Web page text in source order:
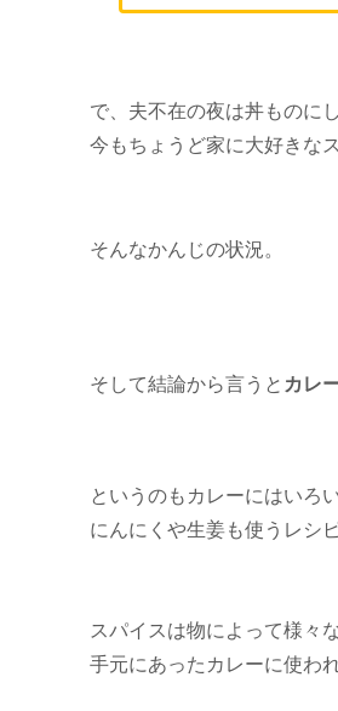
で、夫不在の夜は丼ものに
今もちょうど家に大好きな
そんなかんじの状況。
そして結論から言うと カレ
というのもカレーにはいろ
にんにくや生姜も使うレシ
スパイスは物によって様々
手元にあったカレーに使わ